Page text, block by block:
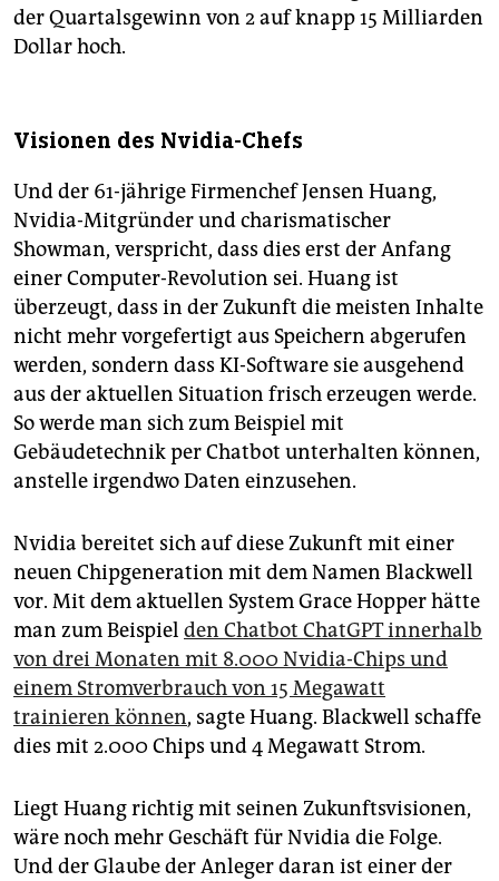
der Quartalsgewinn von 2 auf knapp 15 Milliarden
Dollar hoch.
Visionen des Nvidia-Chefs
Und der 61-jährige Firmenchef Jensen Huang,
Nvidia-Mitgründer und charismatischer
Showman, verspricht, dass dies erst der Anfang
einer Computer-Revolution sei. Huang ist
überzeugt, dass in der Zukunft die meisten Inhalte
nicht mehr vorgefertigt aus Speichern abgerufen
werden, sondern dass KI-Software sie ausgehend
aus der aktuellen Situation frisch erzeugen werde.
So werde man sich zum Beispiel mit
Gebäudetechnik per Chatbot unterhalten können,
anstelle irgendwo Daten einzusehen.
Nvidia bereitet sich auf diese Zukunft mit einer
neuen Chipgeneration mit dem Namen Blackwell
vor. Mit dem aktuellen System Grace Hopper hätte
man zum Beispiel den Chatbot ChatGPT innerhalb
von drei Monaten mit 8.000 Nvidia-Chips und
einem Stromverbrauch von 15 Megawatt
trainieren können, sagte Huang. Blackwell schaffe
dies mit 2.000 Chips und 4 Megawatt Strom.
Liegt Huang richtig mit seinen Zukunftsvisionen,
wäre noch mehr Geschäft für Nvidia die Folge.
Und der Glaube der Anleger daran ist einer der